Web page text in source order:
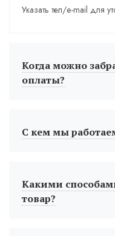
Указать тел/e-mail для
Когда можно
оплаты?
С кем мы
Какими
товар?